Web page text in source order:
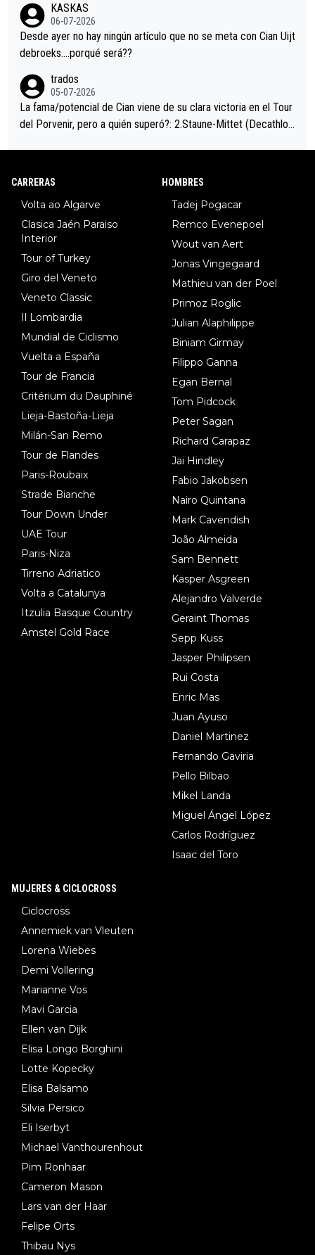
eta, a ver si por querer poner a Del Toro con calzador en posi
ción de podio UAE y Pojacar se van complicar el tour.
KASKAS
06-07-2026
Desde ayer no hay ningún artículo que no se meta con Cian Uijt
debroeks….porqué será??
trados
05-07-2026
La fama/potencial de Cian viene de su clara victoria en el Tour
del Porvenir, pero a quién superó?: 2.Staune-Mittet (Decathlon,
CARRERAS
Volta ao Algarve
Clasica Jaén Paraiso
Interior
Tour of Turkey
Giro del Veneto
Veneto Classic
Il Lombardia
Mundial de Ciclismo
Vuelta a España
Tour de Francia
Critérium du Dauphiné
Lieja-Bastoña-Lieja
Milán-San Remo
Tour de Flandes
Paris-Roubaix
Strade Bianche
Tour Down Under
UAE Tour
Paris-Niza
Tirreno Adriatico
Volta a Catalunya
Itzulia Basque Country
Amstel Gold Race
HOMBRES
Tadej Pogacar
Remco Evenepoel
Wout van Aert
Jonas Vingegaard
Mathieu van der Poel
Primoz Roglic
Julian Alaphilippe
Biniam Girmay
Filippo Ganna
Egan Bernal
Tom Pidcock
Peter Sagan
Richard Carapaz
Jai Hindley
Fabio Jakobsen
Nairo Quintana
Mark Cavendish
João Almeida
Sam Bennett
Kasper Asgreen
Alejandro Valverde
Geraint Thomas
Sepp Kuss
Jasper Philipsen
Rui Costa
Enric Mas
Juan Ayuso
Daniel Martinez
Fernando Gaviria
Pello Bilbao
Mikel Landa
Miguel Ángel López
Carlos Rodríguez
Isaac del Toro
MUJERES & CICLOCROSS
Ciclocross
Annemiek van Vleuten
Lorena Wiebes
Demi Vollering
Marianne Vos
Mavi Garcia
Ellen van Dijk
Elisa Longo Borghini
Lotte Kopecky
Elisa Balsamo
Silvia Persico
Eli Iserbyt
Michael Vanthourenhout
Pim Ronhaar
Cameron Mason
Lars van der Haar
Felipe Orts
Thibau Nys